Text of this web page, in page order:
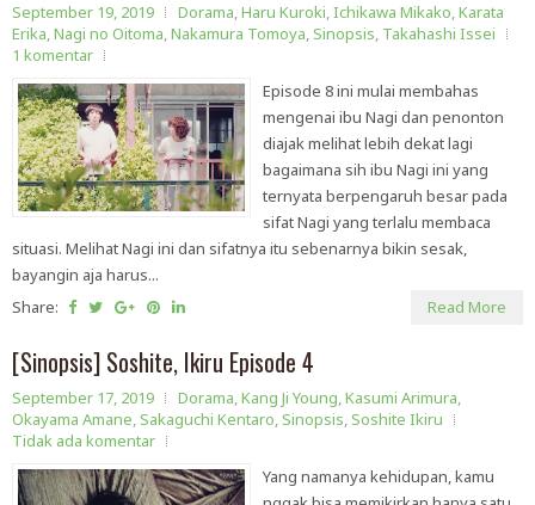
September 19, 2019 Dorama,Haru Kuroki,Ichikawa Mikako,Karata
Erika,Nagi no Oitoma,Nakamura Tomoya, Sinopsis, Takahashi Issei
1 komentar
Episode 8 ini mulai membahas
mengenai ibu Nagi dan penonton
diajak melihat lebih dekat lagi
bagaimana sih ibu Nagi ini yang
ternyata berpengaruh besar pada
sifat Nagi yang terlalu membaca
situasi. Melihat Nagi ini dan sifatnya itu sebenarnya bikin sesak,
bayangin aja harus...
Share:
Read More
[Sinopsis] Soshite, Ikiru Episode 4
September 17, 2019 Dorama,Kang Ji Young,Kasumi Arimura,
Okayama Amane, Sakaguchi Kentaro, Sinopsis, Soshite Ikiru
Tidak ada komentar
Yang namanya kehidupan, kamu